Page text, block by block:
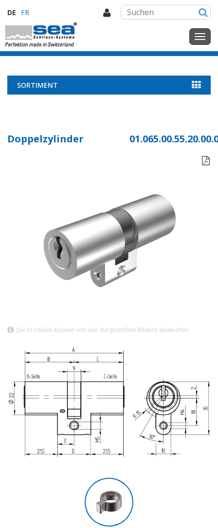
DE FR
SORTIMENT
Doppelzylinder

Die Produkte können von den dargestellten Bildern abweichen